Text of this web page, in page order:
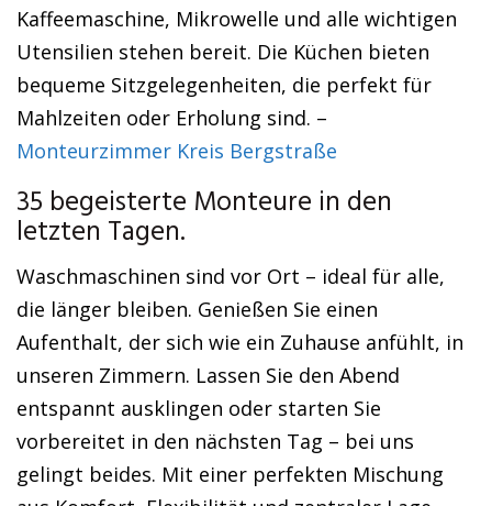
Kaffeemaschine, Mikrowelle und alle wichtigen
Utensilien stehen bereit. Die Küchen bieten
bequeme Sitzgelegenheiten, die perfekt für
Mahlzeiten oder Erholung sind. –
Monteurzimmer Kreis Bergstraße
35 begeisterte Monteure in den
letzten Tagen.
Waschmaschinen sind vor Ort – ideal für alle,
die länger bleiben. Genießen Sie einen
Aufenthalt, der sich wie ein Zuhause anfühlt, in
unseren Zimmern. Lassen Sie den Abend
entspannt ausklingen oder starten Sie
vorbereitet in den nächsten Tag – bei uns
gelingt beides. Mit einer perfekten Mischung